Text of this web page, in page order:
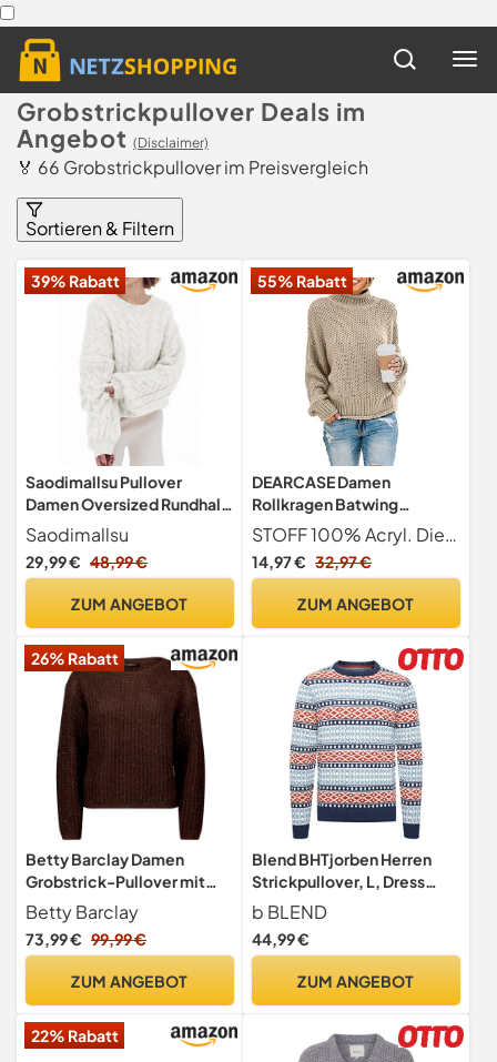
Grobstrickpullover Deals im
Angebot (Disclaimer)
🏅 66 Grobstrickpullover im Preisvergleich
Sortieren & Filtern
39% Rabatt
Saodimallsu Pullover
Damen Oversized Rundhals
Strickpullover Langarm
Zopfmuster Grobstrick Pulli
Tops Einfarbig Casual
Saodimallsu
29,99 € 48,99 €
ZUM ANGEBOT
55% Rabatt
DEARCASE Damen
Rollkragen Batwing
Langarm Lockerer
Oversize-Pullover
Gestrickter
Oberteile für den Winter,
STOFF 100% Acryl. Dieser gestrickte Pullover hat weichen, hautfreundlichen und leichten Stoff sowie gute Elastizität, was ihn zu einem lässigen Strickpullover für Frauen macht, der an kalten Morgen, im Frühling, Herbst oder Winter getragen werden kann. Der oversize Pullover ist bequem, warm, locker und leger und somit perfekt für alle Jahreszeiten.
14,97 € 32,97 €
ZUM ANGEBOT
26% Rabatt
Betty Barclay Damen
Grobstrick-Pullover mit
Pailletten 44, Light Maroon
Betty Barclay
73,99 € 99,99 €
ZUM ANGEBOT
Blend BHTjorben Herren
Strickpullover, L, Dress
Blues (194024)
b BLEND
44,99 €
ZUM ANGEBOT
22% Rabatt